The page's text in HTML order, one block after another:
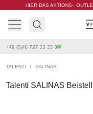
HIER DAS AKTIONS-,
+49 (0)40 727 33 33 3
TALENTI / SALINAS
Talenti SALINAS